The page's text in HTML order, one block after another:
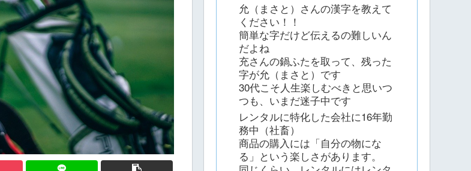
允（まさと）さんの漢字を教えて
ください！！
簡単な字だけど伝えるの難しいん
だよね
充さんの鍋ふたを取って、残った
字が允（まさと）です
30代こそ人生楽しむべきと思いつ
つも、いまだ迷子中です
レンタルに特化した会社に16年勤
務中（社畜）
商品の購入には「自分の物にな
る」という楽しさがあります。